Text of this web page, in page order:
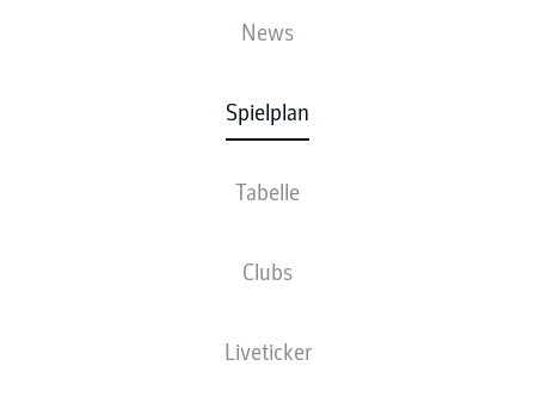
News
Spielplan
Tabelle
Clubs
Liveticker
AUFSTELLUNGEN
Die Startaufstellung wird 60 Minuten vor